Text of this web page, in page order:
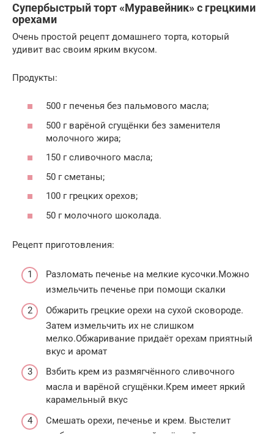
Супербыстрый торт «Муравейник» с грецкими
орехами
Очень простой рецепт домашнего торта, который
удивит вас своим ярким вкусом.
Продукты:
500 г печенья без пальмового масла;
500 г варёной сгущёнки без заменителя
молочного жира;
150 г сливочного масла;
50 г сметаны;
100 г грецких орехов;
50 г молочного шоколада.
Рецепт приготовления:
Разломать печенье на мелкие кусочки.Можно
измельчить печенье при помощи скалки
Обжарить грецкие орехи на сухой сковороде.
Затем измельчить их не слишком
мелко.Обжаривание придаёт орехам приятный
вкус и аромат
Взбить крем из размягчённого сливочного
масла и варёной сгущёнки.Крем имеет яркий
карамельный вкус
Смешать орехи, печенье и крем. Выстелит